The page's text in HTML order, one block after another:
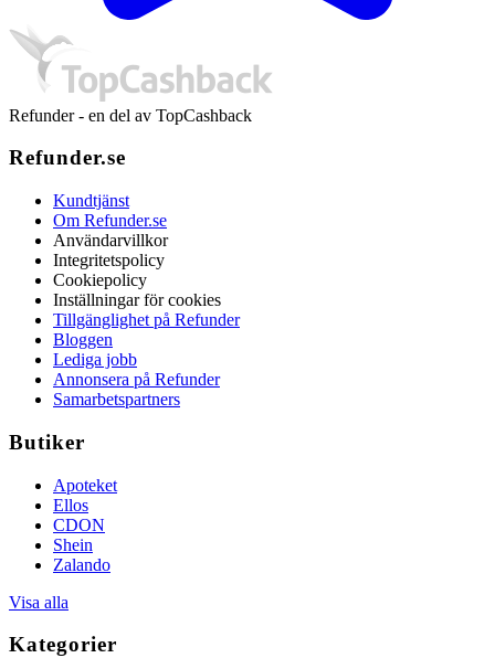
Refunder - en del av TopCashback
Refunder.se
Kundtjänst
Om Refunder.se
Användarvillkor
Integritetspolicy
Cookiepolicy
Inställningar för cookies
Tillgänglighet på Refunder
Bloggen
Lediga jobb
Annonsera på Refunder
Samarbetspartners
Butiker
Apoteket
Ellos
CDON
Shein
Zalando
Visa alla
Kategorier